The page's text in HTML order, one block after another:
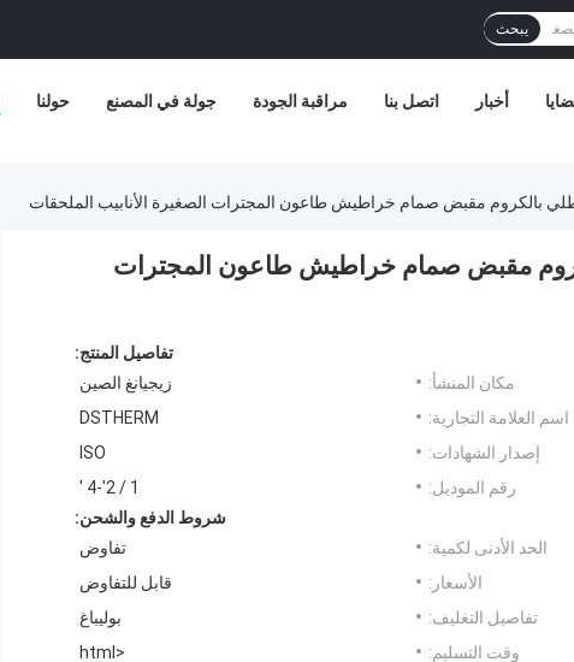
يبحث
حولنا جولة في المصنع مراقبة الجودة اتصل بنا أخبار
بالكروم مقبض صمام خراطيش طاعون المجترات الصغيرة الأنابيب الملحقات
مقبض صمام خراطيش طاعون المجترات
تفاصيل المنتج:
مكان المنشأ:
زيجيانغ الصين
اسم العلامة التجارية:
DSTHERM
إصدار الشهادات:
ISO
رقم الموديل:
1 / 2'-4 '
شروط الدفع والشحن:
الحد الأدنى لكمية:
تفاوض
الأسعار:
قابل للتفاوض
تفاصيل التغليف:
بوليباغ
وقت التسليم:
<html